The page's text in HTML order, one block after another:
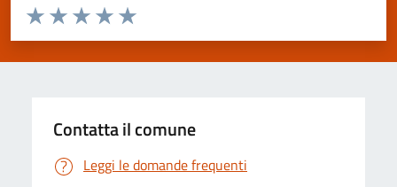
Valuta da 1 a 5 stelle la pagina
Valuta 5 stelle su 5
Valuta 4 stelle su 5
Valuta 3 stelle su 5
Valuta 2 stelle su 5
Valuta 1 stelle su 5
Contatta il comune
Leggi le domande frequenti